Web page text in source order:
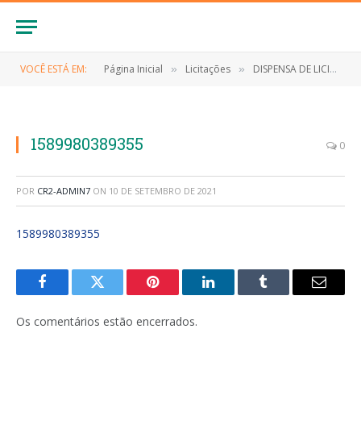
VOCÊ ESTÁ EM: Página Inicial » Licitações » DISPENSA DE LICITAÇÃO Nº 011/2020 (AQUISIÇÃO DE TESTE IMUNOCROMTROGRÁFICO (TESTE RÁPIDO))
1589980389355 0
POR CR2-ADMIN7 ON 10 DE SETEMBRO DE 2021
1589980389355
FacebookTwitter Pinterest LinkedInTumblr
E-
Os comentários estão encerrados.